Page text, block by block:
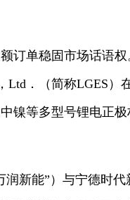
订单稳固市场话语
．（简称LGES）
镍等多型号锂电正
新能”）与宁德时